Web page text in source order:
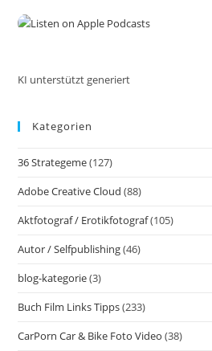
Über
KI unterstützt generiert
Kategorien
36 Strategeme(127)
Adobe Creative Cloud (88)
Aktfotograf / Erotikfotograf(105)
Autor / Selfpublishing(46)
blog-kategorie(3)
Buch Film Links Tipps(233)
CarPorn Car & Bike Foto Video (38)